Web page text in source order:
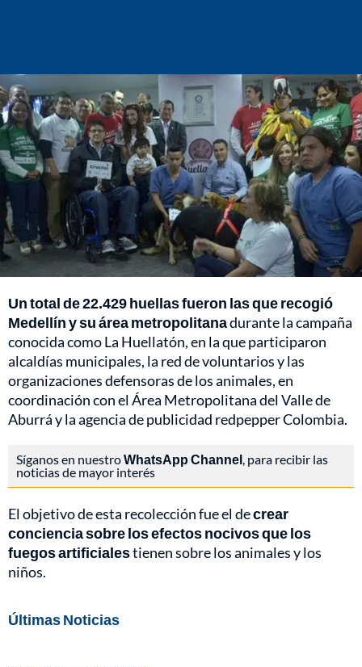
Un total de 22.429 huellas fueron las que recogió
Medellín y su área metropolitanadurante la campaña
conocida como La Huellatón, en la que participaron
alcaldías municipales, la red de voluntarios y las
organizaciones defensoras de los animales, en
coordinación con el Área Metropolitana del Valle de
Aburrá y la agencia de publicidad redpepper Colombia.
Síganos en nuestroWhatsApp Channel, para recibir las
noticias de mayor interés
El objetivo de esta recolección fue el decrear
conciencia sobre los efectos nocivos que los
fuegos artificialestienen sobre los animales y los
niños.
Últimas Noticias